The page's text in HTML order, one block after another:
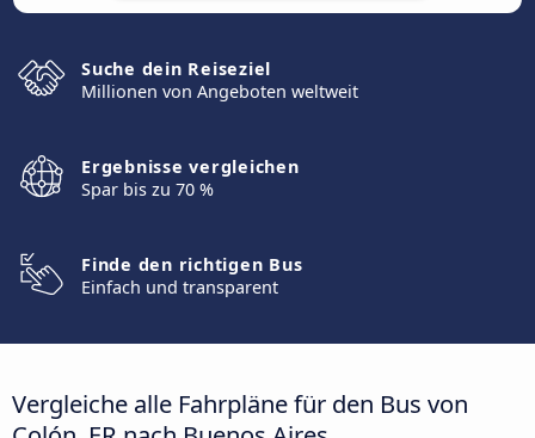
Suche dein Reiseziel
Millionen von Angeboten weltweit
Ergebnisse vergleichen
Spar bis zu 70 %
Finde den richtigen Bus
Einfach und transparent
Vergleiche alle Fahrpläne für den Bus von